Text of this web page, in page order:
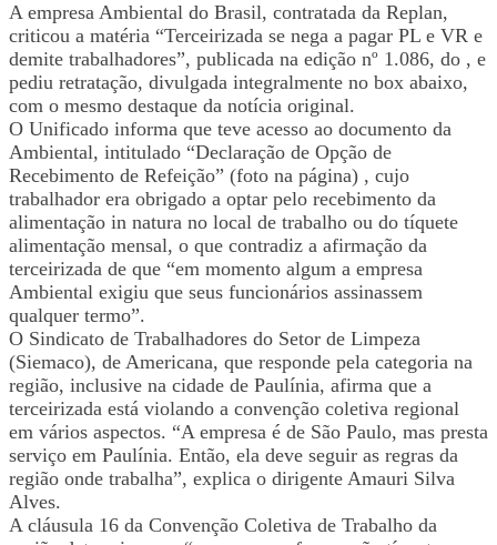
A empresa Ambiental do Brasil, contratada da Replan,
criticou a matéria “Terceirizada se nega a pagar PL e VR e
demite trabalhadores”, publicada na edição nº 1.086, do , e
pediu retratação, divulgada integralmente no box abaixo,
com o mesmo destaque da notícia original.
O Unificado informa que teve acesso ao documento da
Ambiental, intitulado “Declaração de Opção de
Recebimento de Refeição” (foto na página) , cujo
trabalhador era obrigado a optar pelo recebimento da
alimentação in natura no local de trabalho ou do tíquete
alimentação mensal, o que contradiz a afirmação da
terceirizada de que “em momento algum a empresa
Ambiental exigiu que seus funcionários assinassem
qualquer termo”.
O Sindicato de Trabalhadores do Setor de Limpeza
(Siemaco), de Americana, que responde pela categoria na
região, inclusive na cidade de Paulínia, afirma que a
terceirizada está violando a convenção coletiva regional
em vários aspectos. “A empresa é de São Paulo, mas presta
serviço em Paulínia. Então, ela deve seguir as regras da
região onde trabalha”, explica o dirigente Amauri Silva
Alves.
A cláusula 16 da Convenção Coletiva de Trabalho da